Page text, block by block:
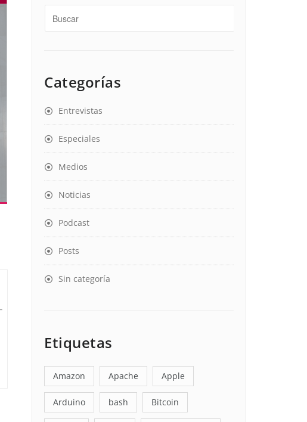
Categorías
Entrevistas
Especiales
Medios
Noticias
Podcast
Posts
Sin categoría
Etiquetas
Amazon Apache Apple
Arduino bash Bitcoin